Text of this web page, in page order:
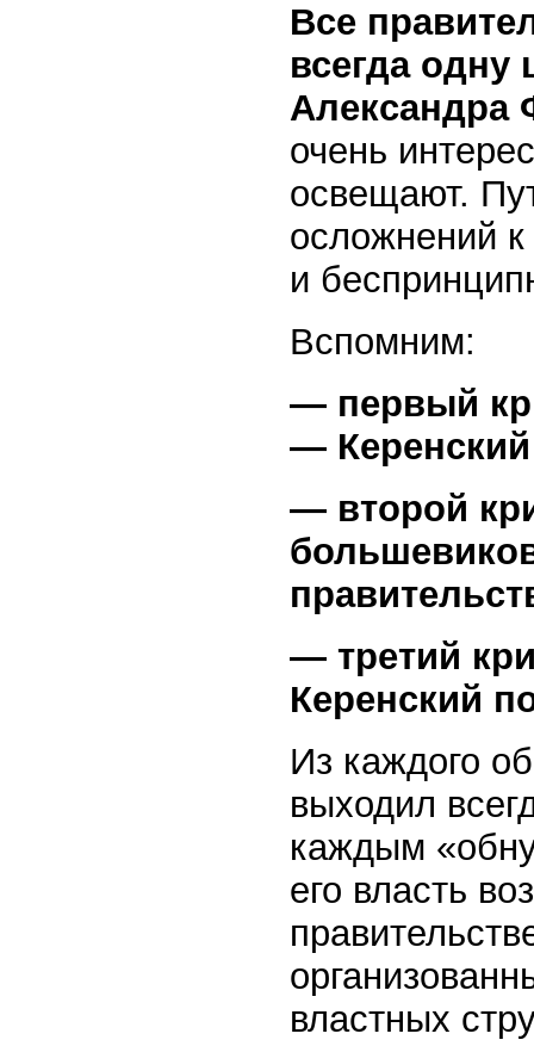
Все
всегда одну
Александра
очень
освещают.
осложнений
и
Вспомним:
— первый
—
— второй
— третий
Керенский
Из каждого
выходил
каждым
его власть
властных